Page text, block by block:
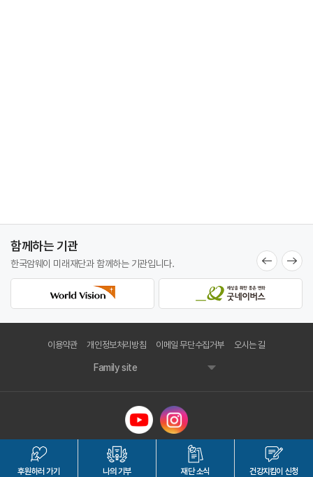
후원하러가기 나의 기부 재단 소식 건강지킴이 신청
함께하는 기관
한국암웨이 미래재단과함께하는 기관입니다.
이용약관 개인정보처리방침 이메일 무단수집거부 오시는 길
Family site
한국암웨이 미래재단
대표자명 : 조훈하